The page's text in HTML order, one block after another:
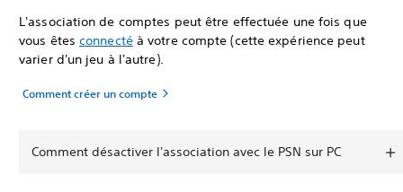
L'association de comptes peut être effectuée une fois que
vous êtes connectéà votre compte (cette expérience peut
varier d'un jeu à l'autre).
Comment créer un compte
Comment désactiver l'association avec le PSN sur PC